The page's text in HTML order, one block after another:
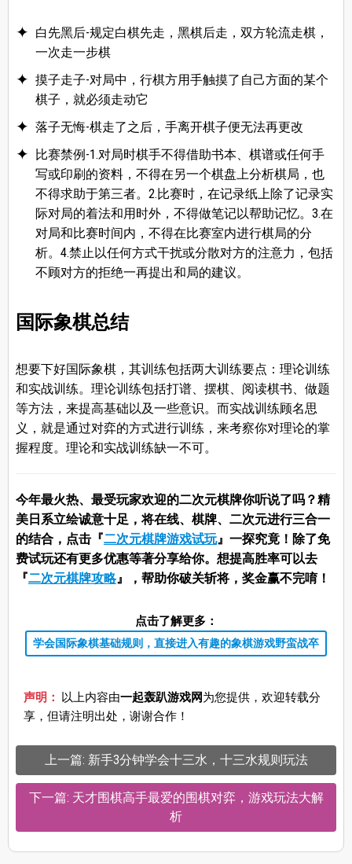
白先黑后-规定白棋先走，黑棋后走，双方轮流走棋，
一次走一步棋
摸子走子-对局中，行棋方用手触摸了自己方面的某个
棋子，就必须走动它
落子无悔-棋走了之后，手离开棋子便无法再更改
比赛禁例-1.对局时棋手不得借助书本、棋谱或任何手
写或印刷的资料，不得在另一个棋盘上分析棋局，也
不得求助于第三者。2.比赛时，在记录纸上除了记录实
际对局的着法和用时外，不得做笔记以帮助记忆。3.在
对局和比赛时间内，不得在比赛室内进行棋局的分
析。4.禁止以任何方式干扰或分散对方的注意力，包括
不顾对方的拒绝一再提出和局的建议。
国际象棋总结
想要下好国际象棋，其训练包括两大训练要点：理论训练
和实战训练。理论训练包括打谱、摆棋、阅读棋书、做题
等方法，来提高基础以及一些意识。而实战训练顾名思
义，就是通过对弈的方式进行训练，来考察你对理论的掌
握程度。理论和实战训练缺一不可。
今年最火热、最受玩家欢迎的二次元棋牌你听说了吗？精
美日系立绘诚意十足，将在线、棋牌、二次元进行三合一
的结合，点击『二次元棋牌游戏试玩』一探究竟！除了免
费试玩还有更多优惠等著分享给你。想提高胜率可以去
『二次元棋牌攻略』，帮助你破关斩将，奖金赢不完唷！
点击了解更多：
学会国际象棋基础规则，直接进入有趣的象棋游戏野蛮战卒
声明： 以上内容由一起轰趴游戏网为您提供，欢迎转载分
享，但请注明出处，谢谢合作！
上一篇: 新手3分钟学会十三水，十三水规则玩法
下一篇: 天才围棋高手最爱的围棋对弈，游戏玩法大解
析